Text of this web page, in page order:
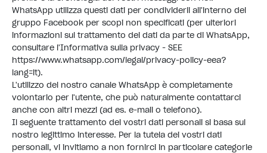
WhatsApp utilizza questi dati per condividerli all'interno del
gruppo Facebook per scopi non specificati (per ulteriori
informazioni sul trattamento dei dati da parte di WhatsApp,
consultare l'Informativa sulla privacy - SEE
https://www.whatsapp.com/legal/privacy-policy-eea?
lang=it).
L'utilizzo del nostro canale WhatsApp è completamente
volontario per l'utente, che può naturalmente contattarci
anche con altri mezzi (ad es. e-mail o telefono).
Il seguente trattamento dei vostri dati personali si basa sul
nostro legittimo interesse. Per la tutela dei vostri dati
personali, vi invitiamo a non fornirci in particolare categorie